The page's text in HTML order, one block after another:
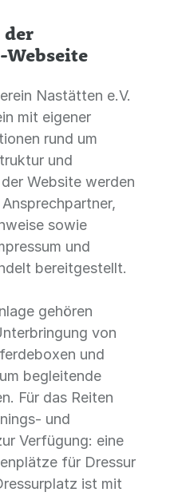
Nastätten e.V.
mit eigener
rund um
und
Website werden
sowie
und
bereitgestellt.
gehören
von
und
begleitende
Für das Reiten
und
Verfügung: eine
für Dressur
ist mit